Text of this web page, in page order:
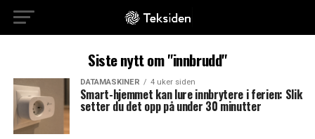
Siste nytt om "innbrudd"
DATAMASKINER 4 uker siden
Smart-hjemmet kan lure innbrytere i ferien: Slik
setter du det opp på under 30 minutter